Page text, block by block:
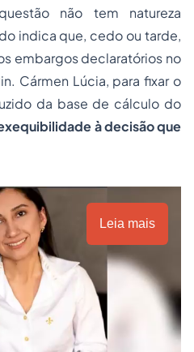
não tem natureza
indica que, cedo ou tarde,
embargos declaratórios no
Cármen Lúcia, para fixar o
da base de cálculo do
à decisão que
Leia mais